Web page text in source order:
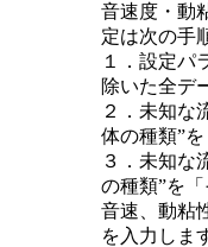
音速度・動
定は次の手
１．設定パ
除いた全デ
２．未知な
体の種類”を
３．未知な
の種類”を
音速、動粘
を入力しま